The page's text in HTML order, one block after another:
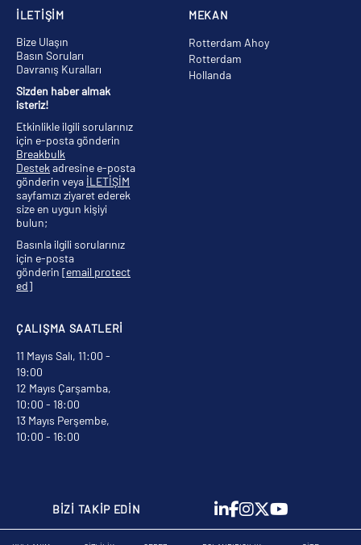
MEKAN
Rotterdam Ahoy
Rotterdam
Hollanda
ÇALIŞMA SAATLERİ
11 Mayıs Salı, 11:00 -
19:00
12 Mayıs Çarşamba,
10:00 - 18:00
13 Mayıs Perşembe,
10:00 - 16:00
İLETİŞİM
Bize Ulaşın
Basın Soruları
Davranış Kuralları
Sizden haber almak
isteriz!
Etkinlikle ilgili sorularınız
için e-posta gönderin
Breakbulk
Destek adresine e-posta
gönderin veya İLETİŞİM
sayfamızı ziyaret ederek
size en uygun kişiyi
bulun;
Basınla ilgili sorularınız
için e-posta
gönderin [email protect
ed]
BİZİ TAKİP EDİN